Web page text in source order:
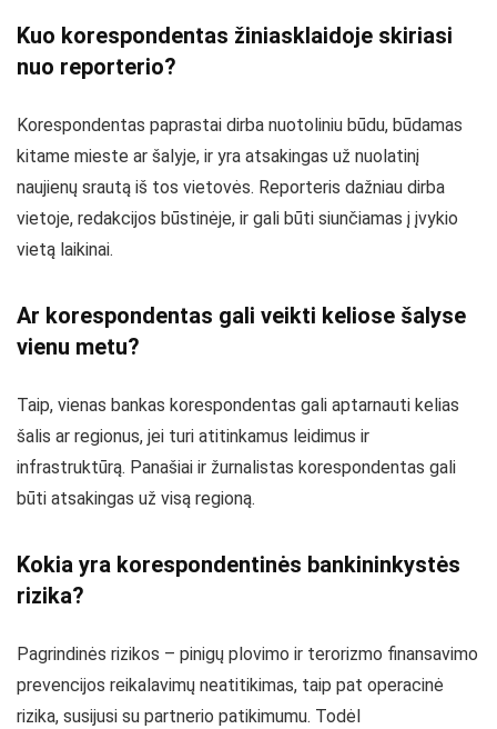
Kuo korespondentas žiniasklaidoje skiriasi
nuo reporterio?
Korespondentas paprastai dirba nuotoliniu būdu, būdamas
kitame mieste ar šalyje, ir yra atsakingas už nuolatinį
naujienų srautą iš tos vietovės. Reporteris dažniau dirba
vietoje, redakcijos būstinėje, ir gali būti siunčiamas į įvykio
vietą laikinai.
Ar korespondentas gali veikti keliose šalyse
vienu metu?
Taip, vienas bankas korespondentas gali aptarnauti kelias
šalis ar regionus, jei turi atitinkamus leidimus ir
infrastruktūrą. Panašiai ir žurnalistas korespondentas gali
būti atsakingas už visą regioną.
Kokia yra korespondentinės bankininkystės
rizika?
Pagrindinės rizikos – pinigų plovimo ir terorizmo finansavimo
prevencijos reikalavimų neatitikimas, taip pat operacinė
rizika, susijusi su partnerio patikimumu. Todėl